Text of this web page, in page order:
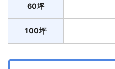
60坪
100坪